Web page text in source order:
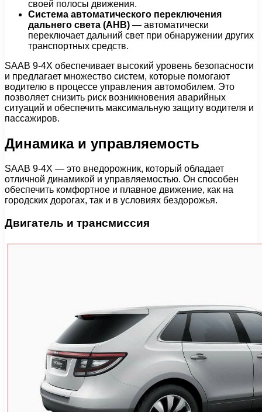
своей полосы движения.
Система автоматического переключения
дальнего света (AHB) — автоматически
переключает дальний свет при обнаружении других
транспортных средств.
SAAB 9-4X обеспечивает высокий уровень безопасности
и предлагает множество систем, которые помогают
водителю в процессе управления автомобилем. Это
позволяет снизить риск возникновения аварийных
ситуаций и обеспечить максимальную защиту водителя и
пассажиров.
Динамика и управляемость
SAAB 9-4X — это внедорожник, который обладает
отличной динамикой и управляемостью. Он способен
обеспечить комфортное и плавное движение, как на
городских дорогах, так и в условиях бездорожья.
Двигатель и трансмиссия